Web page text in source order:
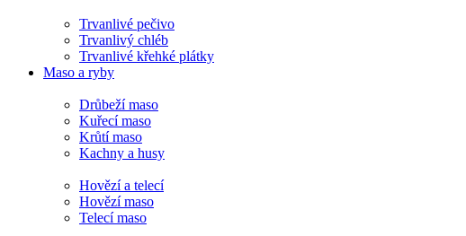
Trvanlivé pečivo
Trvanlivý chléb
Trvanlivé křehké plátky
Maso a ryby
Drůbeží maso
Kuřecí maso
Krůtí maso
Kachny a husy
Hovězí a telecí
Hovězí maso
Telecí maso